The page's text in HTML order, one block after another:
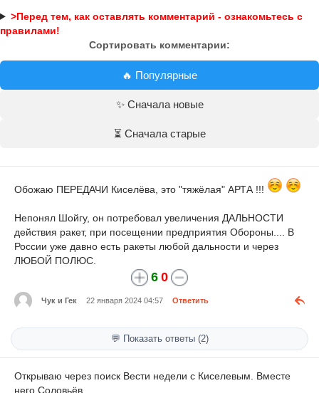
>Перед тем, как оставлять комментарий - ознакомьтесь с
правилами!
Сортировать комментарии:
🔥 Популярные
✨ Сначала новые
⏳ Сначала старые
Обожаю ПЕРЕДАЧИ Киселёва, это "тяжёлая" АРТА !!!
Непонял Шойгу, он потребовал увеличения ДАЛЬНОСТИ
действия ракет, при посещении предприятия Обороны.... В
России уже давно есть ракеты любой дальности и через
ЛЮБОЙ ПОЛЮС.
6 0
Чук и Гек 22 января 2024 04:57 Ответить
💬 Показать ответы (2)
Открываю через поиск Вести недели с Киселевым. Вместе
него Соловьёв.